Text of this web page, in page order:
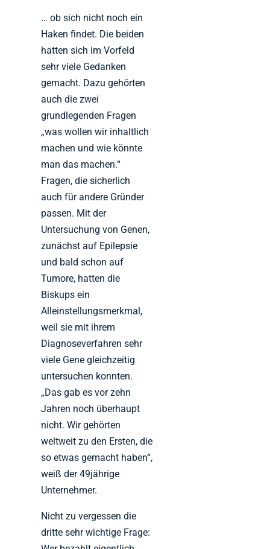
… ob sich nicht noch ein
Haken findet. Die beiden
hatten sich im Vorfeld
sehr viele Gedanken
gemacht. Dazu gehörten
auch die zwei
grundlegenden Fragen
„was wollen wir inhaltlich
machen und wie könnte
man das machen.“
Fragen, die sicherlich
auch für andere Gründer
passen. Mit der
Untersuchung von Genen,
zunächst auf Epilepsie
und bald schon auf
Tumore, hatten die
Biskups ein
Alleinstellungsmerkmal,
weil sie mit ihrem
Diagnoseverfahren sehr
viele Gene gleichzeitig
untersuchen konnten.
„Das gab es vor zehn
Jahren noch überhaupt
nicht. Wir gehörten
weltweit zu den Ersten, die
so etwas gemacht haben“,
weiß der 49jährige
Unternehmer.
Nicht zu vergessen die
dritte sehr wichtige Frage: